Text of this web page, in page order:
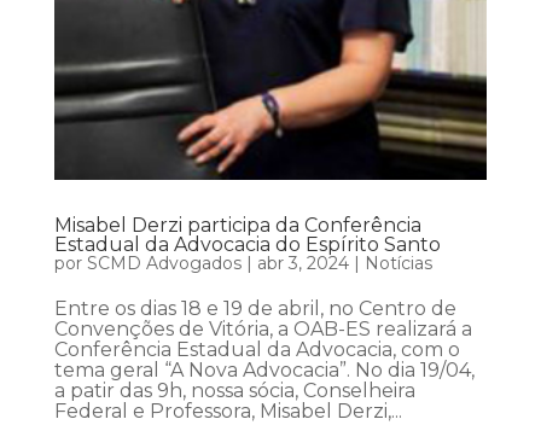
Misabel Derzi participa da Conferência
Estadual da Advocacia do Espírito Santo
por SCMD Advogados| abr 3, 2024| Notícias
Entre os dias 18 e 19 de abril, no Centro de
Convenções de Vitória, a OAB-ES realizará a
Conferência Estadual da Advocacia, com o
tema geral “A Nova Advocacia”. No dia 19/04,
a patir das 9h, nossa sócia, Conselheira
Federal e Professora, Misabel Derzi,...